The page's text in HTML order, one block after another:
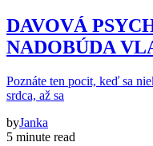
DAVOVÁ
NADOBÚDA
Poznáte ten pocit, keď sa
srdca, až sa
byJanka
5 minute read